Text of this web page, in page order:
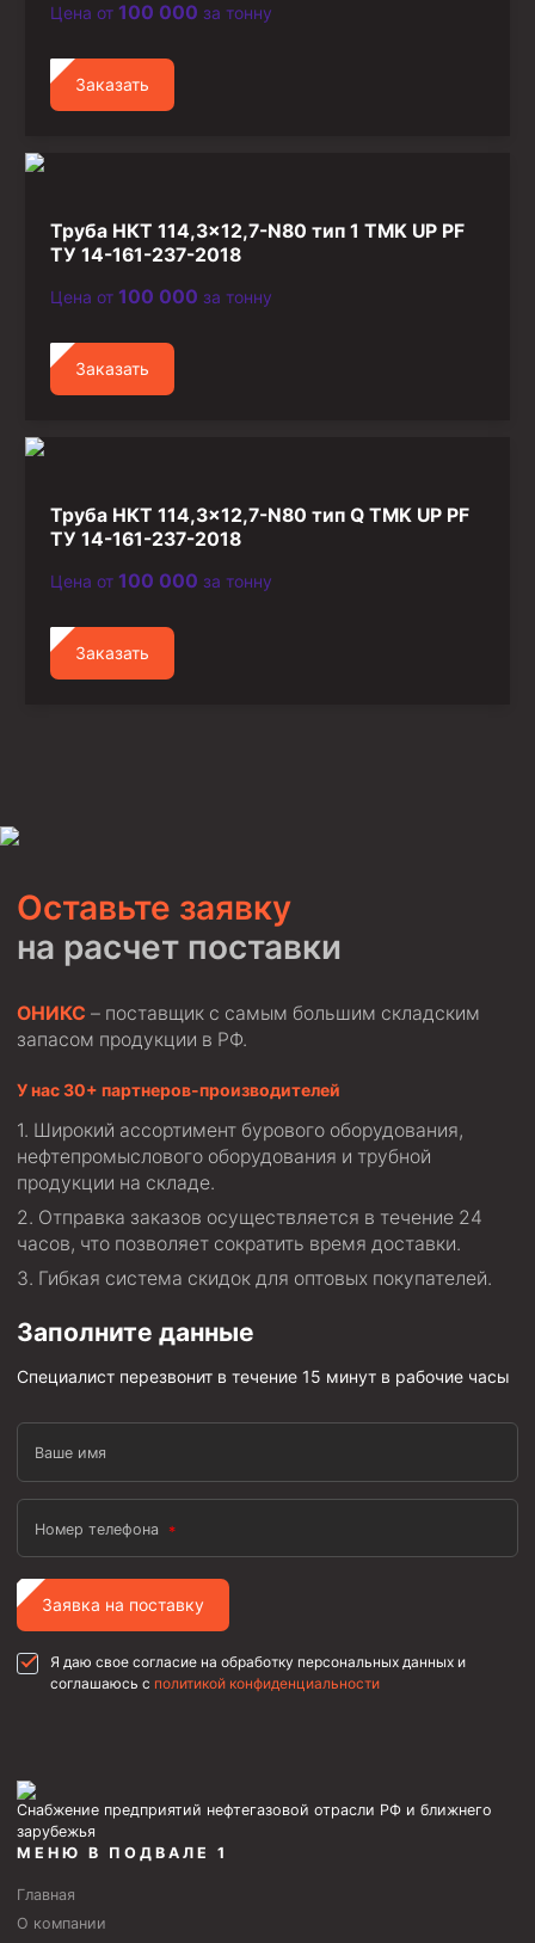
Цена от 100 000 за тонну
Заказать
Труба НКТ 114,3×12,7-N80 тип 1 TMK UP PF
ТУ 14-161-237-2018
Цена от 100 000 за тонну
Заказать
Труба НКТ 114,3×12,7-N80 тип Q TMK UP PF
ТУ 14-161-237-2018
Цена от 100 000 за тонну
Заказать
Оставьте заявку
на расчет поставки
ОНИКС – поставщик с самым большим складским
запасом продукции в РФ.
У нас 30+ партнеров-производителей
Широкий ассортимент бурового оборудования,
нефтепромыслового оборудования и трубной
продукции на складе.
Отправка заказов осуществляется в течение 24
часов, что позволяет сократить время доставки.
Гибкая система скидок для оптовых покупателей.
Заполните данные
Специалист перезвонит в течение 15 минут в рабочие часы
Ваше имя
Номер телефона
Заявка на поставку
Я даю свое согласие на обработку персональных данных и
соглашаюсь с политикой конфиденциальности
Снабжение предприятий нефтегазовой отрасли РФ и ближнего
зарубежья
МЕНЮ В ПОДВАЛЕ 1
Главная
О компании